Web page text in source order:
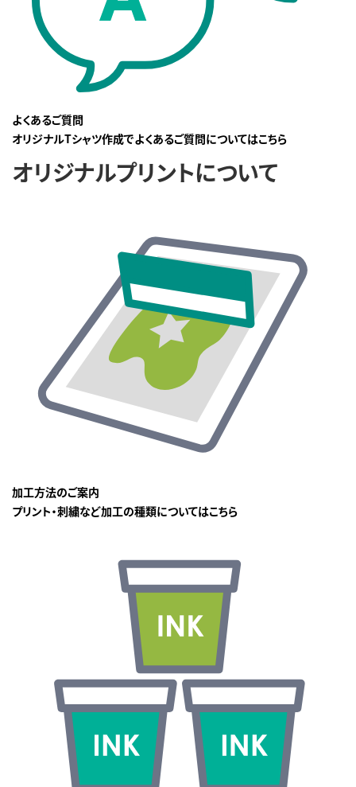
よくあるご質問
オリジナルTシャツ作成でよくあるご質問についてはこちら
オリジナルプリントについて
加工方法のご案内
プリント・刺繍など加工の種類についてはこちら